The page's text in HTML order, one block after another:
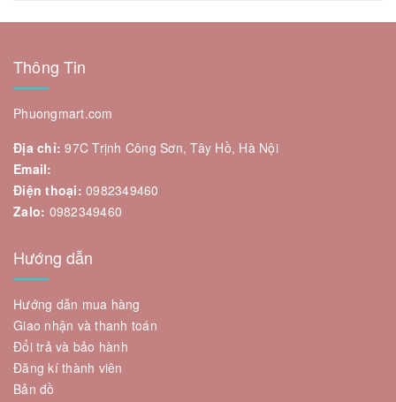
Thông Tin
Phuongmart.com
Địa chỉ: 97C Trịnh Công Sơn, Tây Hồ, Hà Nội
Email:
Điện thoại: 0982349460
Zalo: 0982349460
Hướng dẫn
Hướng dẫn mua hàng
Giao nhận và thanh toán
Đổi trả và bảo hành
Đăng kí thành viên
Bản đồ